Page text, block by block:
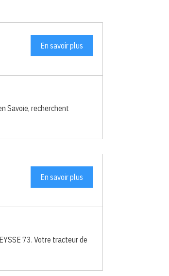
En savoir plus
Savoie, recherchent
En savoir plus
73. Votre tracteur de